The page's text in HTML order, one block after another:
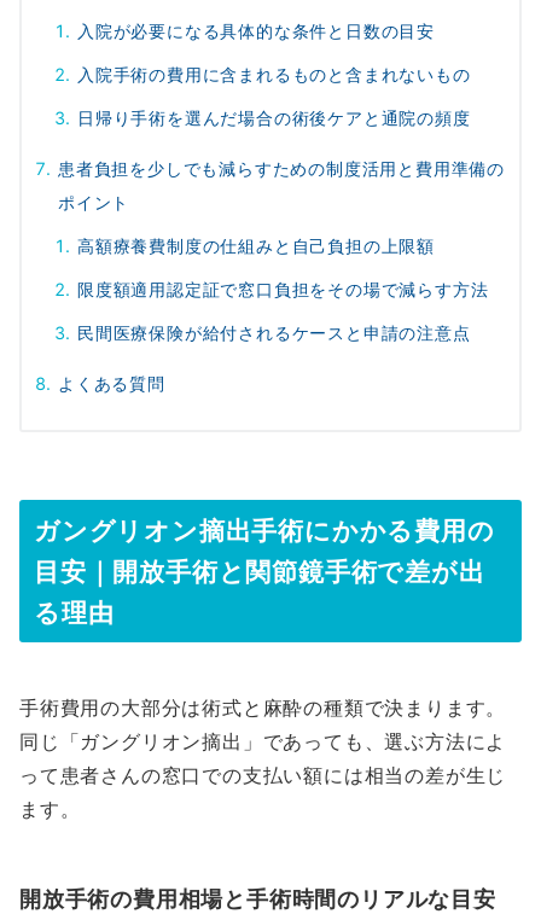
入院が必要になる具体的な条件と日数の目安
入院手術の費用に含まれるものと含まれないもの
日帰り手術を選んだ場合の術後ケアと通院の頻度
患者負担を少しでも減らすための制度活用と費用準備の
ポイント
高額療養費制度の仕組みと自己負担の上限額
限度額適用認定証で窓口負担をその場で減らす方法
民間医療保険が給付されるケースと申請の注意点
よくある質問
ガングリオン摘出手術にかかる費用の
目安｜開放手術と関節鏡手術で差が出
る理由
手術費用の大部分は術式と麻酔の種類で決まります。
同じ「ガングリオン摘出」であっても、選ぶ方法によ
って患者さんの窓口での支払い額には相当の差が生じ
ます。
開放手術の費用相場と手術時間のリアルな目安